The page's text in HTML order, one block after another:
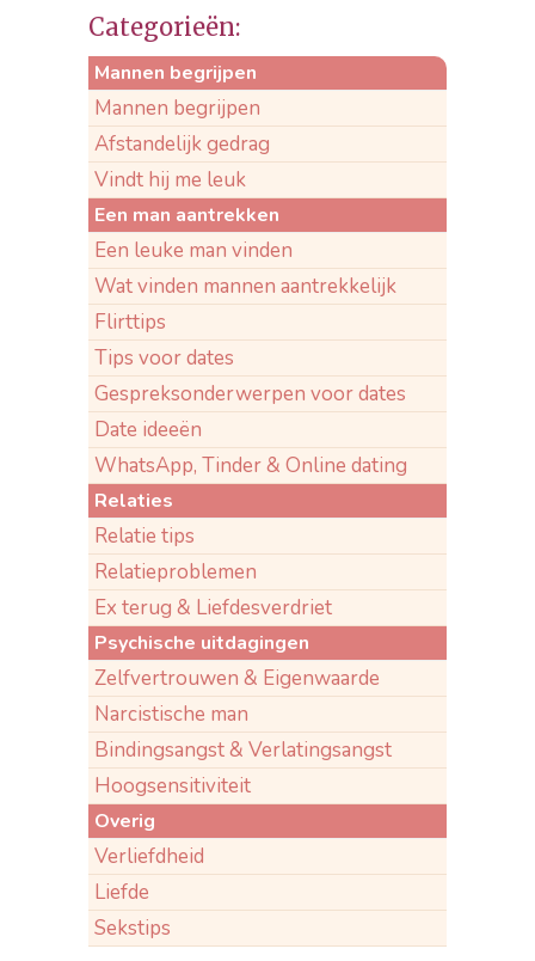
Categorieën:
Mannen begrijpen
Mannen begrijpen
Afstandelijk gedrag
Vindt hij me leuk
Een man aantrekken
Een leuke man vinden
Wat vinden mannen aantrekkelijk
Flirttips
Tips voor dates
Gespreksonderwerpen voor dates
Date ideeën
WhatsApp, Tinder & Online dating
Relaties
Relatie tips
Relatieproblemen
Ex terug & Liefdesverdriet
Psychische uitdagingen
Zelfvertrouwen & Eigenwaarde
Narcistische man
Bindingsangst & Verlatingsangst
Hoogsensitiviteit
Overig
Verliefdheid
Liefde
Sekstips